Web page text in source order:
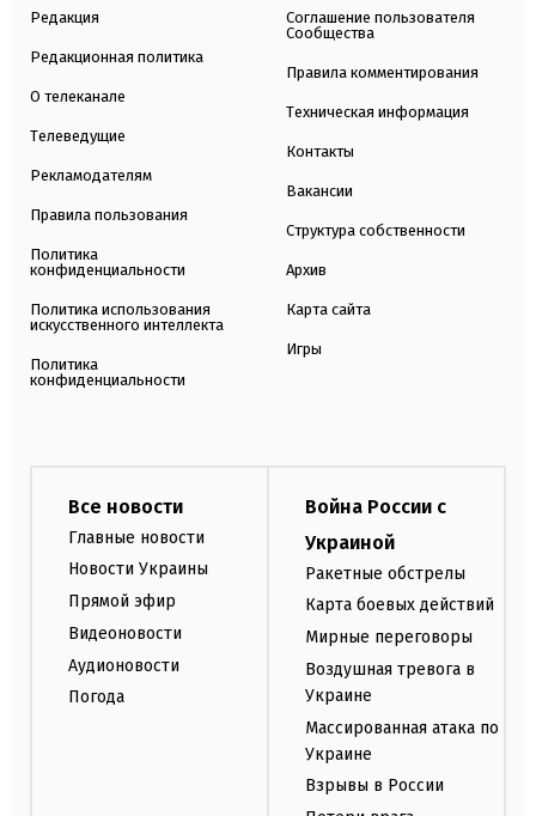
Редакция
Редакционная политика
О телеканале
Телеведущие
Рекламодателям
Правила пользования
Политика
конфиденциальности
Политика использования
искусственного интеллекта
Политика
конфиденциальности
Соглашение пользователя
Сообщества
Правила комментирования
Техническая информация
Контакты
Вакансии
Структура собственности
Архив
Карта сайта
Игры
Все новости
Главные новости
Новости Украины
Прямой эфир
Видеоновости
Аудионовости
Погода
Война России с
Украиной
Ракетные обстрелы
Карта боевых действий
Мирные переговоры
Воздушная тревога в
Украине
Массированная атака по
Украине
Взрывы в России